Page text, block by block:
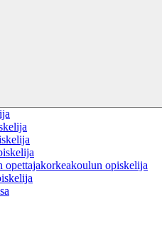
opettajakorkeakoulun opiskelija